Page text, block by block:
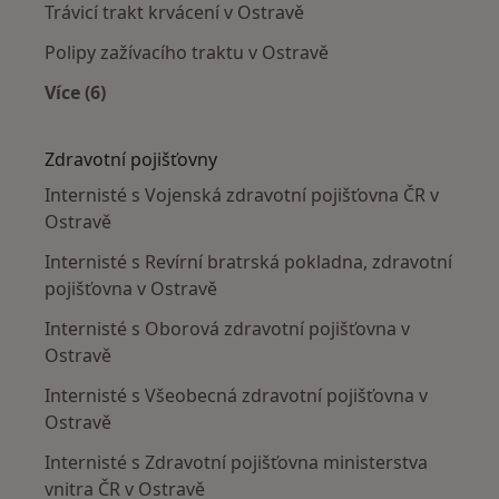
Trávicí trakt krvácení v Ostravě
Polipy zažívacího traktu v Ostravě
Více (6)
Zdravotní pojišťovny
Internisté s Vojenská zdravotní pojišťovna ČR v
Ostravě
Internisté s Revírní bratrská pokladna, zdravotní
pojišťovna v Ostravě
Internisté s Oborová zdravotní pojišťovna v
Ostravě
Internisté s Všeobecná zdravotní pojišťovna v
Ostravě
Internisté s Zdravotní pojišťovna ministerstva
vnitra ČR v Ostravě